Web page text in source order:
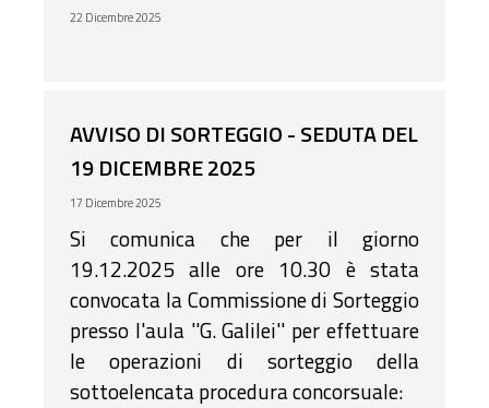
22 Dicembre 2025
AVVISO DI SORTEGGIO - SEDUTA DEL
19 DICEMBRE 2025
17 Dicembre 2025
Si comunica che per il giorno
19.12.2025 alle ore 10.30 è stata
convocata la Commissione di Sorteggio
presso l'aula ''G. Galilei'' per effettuare
le operazioni di sorteggio della
sottoelencata procedura concorsuale: